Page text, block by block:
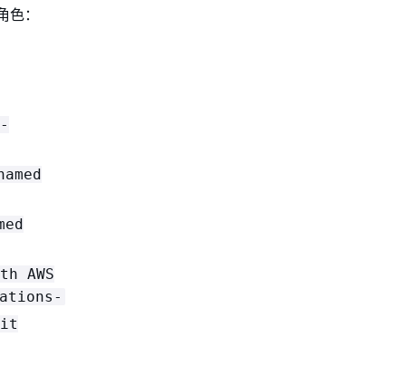
：
AWS